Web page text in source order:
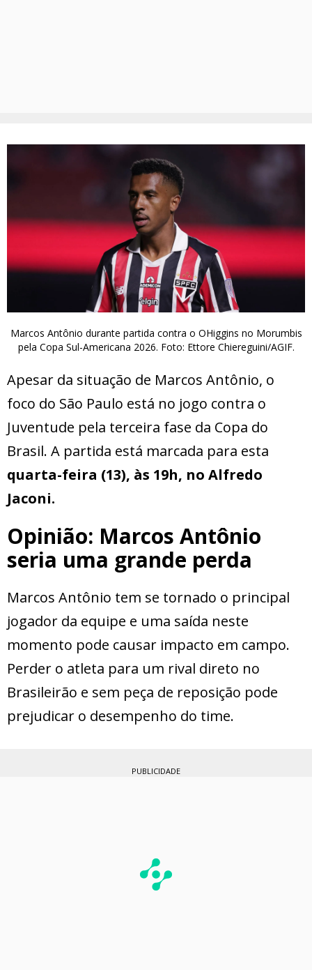
Marcos Antônio durante partida contra o OHiggins no Morumbis
pela Copa Sul-Americana 2026. Foto: Ettore Chiereguini/AGIF.
Apesar da situação de Marcos Antônio, o
foco do São Paulo está no jogo contra o
Juventude pela terceira fase da Copa do
Brasil. A partida está marcada para esta
quarta-feira (13), às 19h, no Alfredo
Jaconi.
Opinião: Marcos Antônio
seria uma grande perda
Marcos Antônio tem se tornado o principal
jogador da equipe e uma saída neste
momento pode causar impacto em campo.
Perder o atleta para um rival direto no
Brasileirão e sem peça de reposição pode
prejudicar o desempenho do time.
PUBLICIDADE